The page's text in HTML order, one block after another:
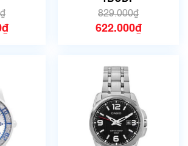
829.000₫
622.000₫